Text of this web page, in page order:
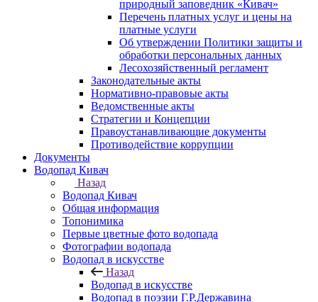
природный заповедник «Кивач»
Перечень платных услуг и цены на
платные услуги
Об утверждении Политики защиты и
обработки персональных данных
Лесохозяйственный регламент
Законодательные акты
Нормативно-правовые акты
Ведомственные акты
Стратегии и Концепции
Правоустанавливающие документы
Противодействие коррупции
Документы
Водопад Кивач
Назад
Водопад Кивач
Общая информация
Топонимика
Первые цветные фото водопада
Фотографии водопада
Водопад в искусстве
Назад
Водопад в искусстве
Водопад в поэзии Г.Р.Державина